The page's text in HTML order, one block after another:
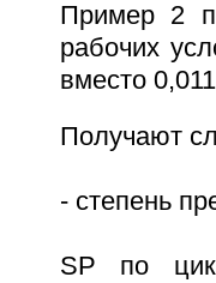
Пример 2
рабочих
вместо 0,011
Получают
- степень
SP по